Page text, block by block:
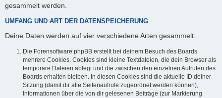
gesammelt werden.
UMFANG UND ART DER DATENSPEICHERUNG
Deine Daten werden auf vier verschiedene Arten gesammelt:
Die Forensoftware phpBB erstellt bei deinem Besuch des Boards
mehrere Cookies. Cookies sind kleine Textdateien, die dein Browser als
temporäre Dateien ablegt und die zwischen den einzelnen Aufrufen des
Boards erhalten bleiben. In diesen Cookies sind die aktuelle ID deiner
Sitzung (damit dir alle Seitenaufrufe zugeordnet werden können),
Informationen über die von dir gelesenen Beiträge (zur Markierung